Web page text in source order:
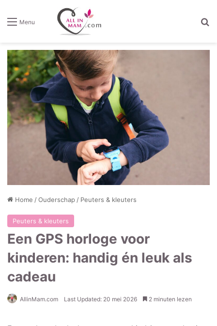
Menu
Home /Ouderschap / Peuters & kleuters
Peuters & kleuters
Een GPS horloge voor
kinderen: handig én leuk als
cadeau
AllinMam.com Last Updated: 20 mei 2026 2 minuten lezen